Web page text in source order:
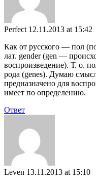
Perfect 12.11.2013 at 15:42
Как от русского — пол
лат. gender (gen —
воспроизведение). Т. о.
рода (genes). Думаю
предназначено для
имеет по определению.
Ответ
Leven 13.11.2013 at 15:10